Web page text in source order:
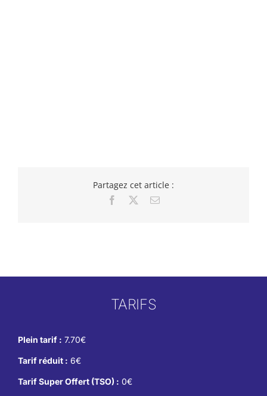
Partagez cet article :
Facebook Email
TARIFS
Plein tarif : 7.70€
Tarif réduit : 6€
Tarif Super Offert (TSO) : 0€